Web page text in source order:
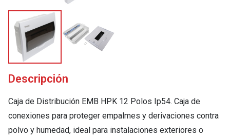
Descripción
Caja de Distribución EMB HPK 12 Polos Ip54. Caja de
conexiones para proteger empalmes y derivaciones contra
polvo y humedad, ideal para instalaciones exteriores o